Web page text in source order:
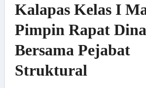
Kalapas Kelas I
Pimpin Rapat
Bersama Pejabat
Struktural